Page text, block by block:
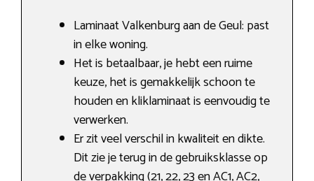
Laminaat Valkenburg aan de Geul: past
in elke woning.
Het is betaalbaar, je hebt een ruime
keuze, het is gemakkelijk schoon te
houden en kliklaminaat is eenvoudig te
verwerken.
Er zit veel verschil in kwaliteit en dikte.
Dit zie je terug in de gebruiksklasse op